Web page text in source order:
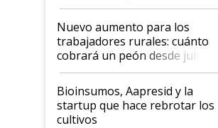
Nuevo aumento para los
trabajadores rurales: cuánto
cobrará un peón desde julio
Bioinsumos, Aapresid y la
startup que hace rebrotar los
cultivos